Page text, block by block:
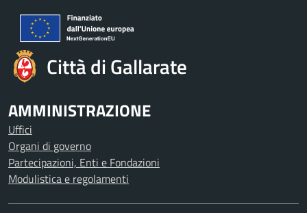
Città di Gallarate
AMMINISTRAZIONE
Uffici
Organi di governo
Partecipazioni, Enti e Fondazioni
Modulistica e regolamenti